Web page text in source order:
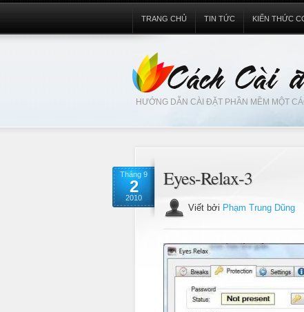
HƯỚNG DẪN CÀI ĐẶT PHẦN MỀM MỘT
TRANG CHỦ TIN TỨC KIẾN THỨC
Tháng 9
2
2010
Eyes-Relax-3
Viết bởi Phạm Trung Dũng